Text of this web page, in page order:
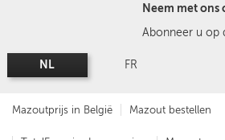
Neem met ons
Abonneer u op
NL FR
Mazoutprijs in België Mazout bestellen